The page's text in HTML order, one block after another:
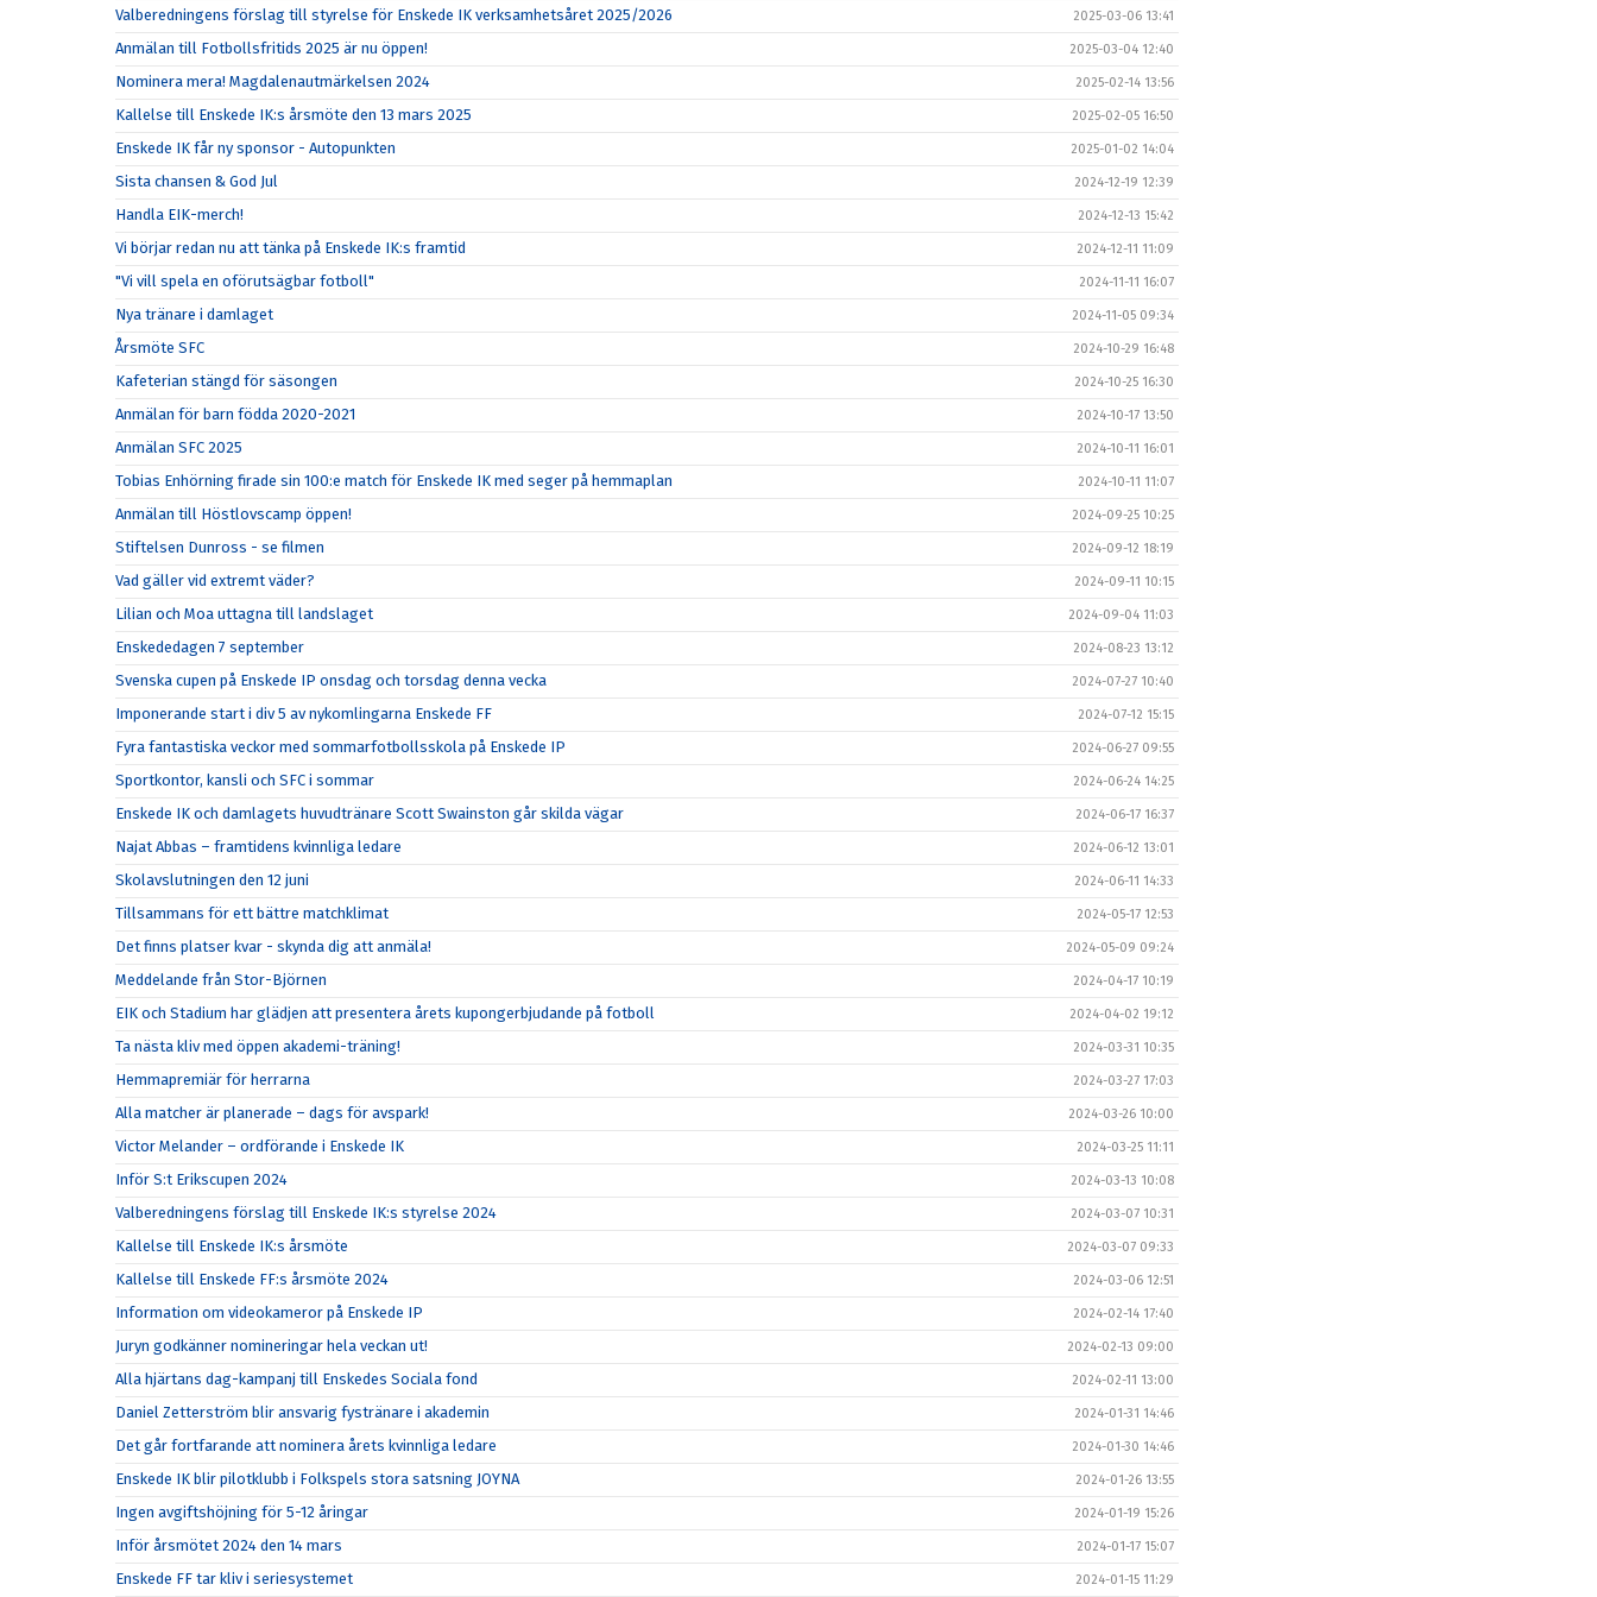
Valberedningens förslag till styrelse för Enskede IK verksamhetsåret 2025/2026 2025-03-06 13:41
Anmälan till Fotbollsfritids 2025 är nu öppen! 2025-03-04 12:40
Nominera mera! Magdalenautmärkelsen 2024 2025-02-14 13:56
Kallelse till Enskede IK:s årsmöte den 13 mars 2025 2025-02-05 16:50
Enskede IK får ny sponsor - Autopunkten 2025-01-02 14:04
Sista chansen & God Jul 2024-12-19 12:39
Handla EIK-merch! 2024-12-13 15:42
Vi börjar redan nu att tänka på Enskede IK:s framtid 2024-12-11 11:09
"Vi vill spela en oförutsägbar fotboll" 2024-11-11 16:07
Nya tränare i damlaget 2024-11-05 09:34
Årsmöte SFC 2024-10-29 16:48
Kafeterian stängd för säsongen 2024-10-25 16:30
Anmälan för barn födda 2020-2021 2024-10-17 13:50
Anmälan SFC 2025 2024-10-11 16:01
Tobias Enhörning firade sin 100:e match för Enskede IK med seger på hemmaplan 2024-10-11 11:07
Anmälan till Höstlovscamp öppen! 2024-09-25 10:25
Stiftelsen Dunross - se filmen 2024-09-12 18:19
Vad gäller vid extremt väder? 2024-09-11 10:15
Lilian och Moa uttagna till landslaget 2024-09-04 11:03
Enskededagen 7 september 2024-08-23 13:12
Svenska cupen på Enskede IP onsdag och torsdag denna vecka 2024-07-27 10:40
Imponerande start i div 5 av nykomlingarna Enskede FF 2024-07-12 15:15
Fyra fantastiska veckor med sommarfotbollsskola på Enskede IP 2024-06-27 09:55
Sportkontor, kansli och SFC i sommar 2024-06-24 14:25
Enskede IK och damlagets huvudtränare Scott Swainston går skilda vägar 2024-06-17 16:37
Najat Abbas – framtidens kvinnliga ledare 2024-06-12 13:01
Skolavslutningen den 12 juni 2024-06-11 14:33
Tillsammans för ett bättre matchklimat 2024-05-17 12:53
Det finns platser kvar - skynda dig att anmäla! 2024-05-09 09:24
Meddelande från Stor-Björnen 2024-04-17 10:19
EIK och Stadium har glädjen att presentera årets kupongerbjudande på fotboll 2024-04-02 19:12
Ta nästa kliv med öppen akademi-träning! 2024-03-31 10:35
Hemmapremiär för herrarna 2024-03-27 17:03
Alla matcher är planerade – dags för avspark! 2024-03-26 10:00
Victor Melander – ordförande i Enskede IK 2024-03-25 11:11
Inför S:t Erikscupen 2024 2024-03-13 10:08
Valberedningens förslag till Enskede IK:s styrelse 2024 2024-03-07 10:31
Kallelse till Enskede IK:s årsmöte 2024-03-07 09:33
Kallelse till Enskede FF:s årsmöte 2024 2024-03-06 12:51
Information om videokameror på Enskede IP 2024-02-14 17:40
Juryn godkänner nomineringar hela veckan ut! 2024-02-13 09:00
Alla hjärtans dag-kampanj till Enskedes Sociala fond 2024-02-11 13:00
Daniel Zetterström blir ansvarig fystränare i akademin 2024-01-31 14:46
Det går fortfarande att nominera årets kvinnliga ledare 2024-01-30 14:46
Enskede IK blir pilotklubb i Folkspels stora satsning JOYNA 2024-01-26 13:55
Ingen avgiftshöjning för 5-12 åringar 2024-01-19 15:26
Inför årsmötet 2024 den 14 mars 2024-01-17 15:07
Enskede FF tar kliv i seriesystemet 2024-01-15 11:29